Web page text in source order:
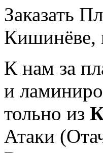
Заказать
Кишинёве,
К нам за
и
тольно из
Атаки